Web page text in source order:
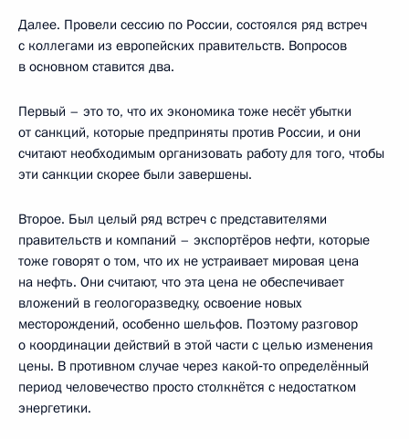
Далее. Провели сессию по России, состоялся ряд встреч
с коллегами из европейских правительств. Вопросов
в основном ставится два.
Первый – это то, что их экономика тоже несёт убытки
от санкций, которые предприняты против России, и они
считают необходимым организовать работу для того, чтобы
эти санкции скорее были завершены.
Второе. Был целый ряд встреч с представителями
правительств и компаний – экспортёров нефти, которые
тоже говорят о том, что их не устраивает мировая цена
на нефть. Они считают, что эта цена не обеспечивает
вложений в геологоразведку, освоение новых
месторождений, особенно шельфов. Поэтому разговор
о координации действий в этой части с целью изменения
цены. В противном случае через какой‑то определённый
период человечество просто столкнётся с недостатком
энергетики.